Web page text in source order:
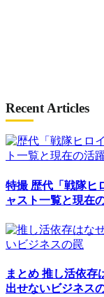
Recent Articles
特撮 歴代「戦隊ヒ
ャスト一覧と現在
まとめ 推し活依存
出せないビジネス